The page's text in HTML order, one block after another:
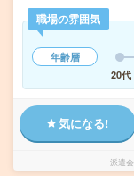
職場の雰囲気
年齢層
20代
気になる!
派遣